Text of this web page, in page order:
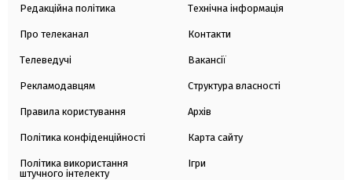
Редакційна політика
Про телеканал
Телеведучі
Рекламодавцям
Правила користування
Політика конфіденційності
Політика використання
штучного інтелекту
Технічна інформація
Контакти
Вакансії
Структура власності
Архів
Карта сайту
Ігри